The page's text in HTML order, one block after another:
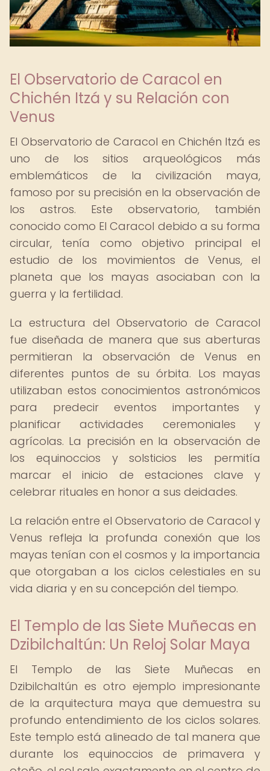
El Observatorio de Caracol en
Chichén Itzá y su Relación con
Venus
El Observatorio de Caracol en Chichén Itzá es
uno de los sitios arqueológicos más
emblemáticos de la civilización maya,
famoso por su precisión en la observación de
los astros. Este observatorio, también
conocido como El Caracol debido a su forma
circular, tenía como objetivo principal el
estudio de los movimientos de Venus, el
planeta que los mayas asociaban con la
guerra y la fertilidad.
La estructura del Observatorio de Caracol
fue diseñada de manera que sus aberturas
permitieran la observación de Venus en
diferentes puntos de su órbita. Los mayas
utilizaban estos conocimientos astronómicos
para predecir eventos importantes y
planificar actividades ceremoniales y
agrícolas. La precisión en la observación de
los equinoccios y solsticios les permitía
marcar el inicio de estaciones clave y
celebrar rituales en honor a sus deidades.
La relación entre el Observatorio de Caracol y
Venus refleja la profunda conexión que los
mayas tenían con el cosmos y la importancia
que otorgaban a los ciclos celestiales en su
vida diaria y en su concepción del tiempo.
El Templo de las Siete Muñecas en
Dzibilchaltún: Un Reloj Solar Maya
El Templo de las Siete Muñecas en
Dzibilchaltún es otro ejemplo impresionante
de la arquitectura maya que demuestra su
profundo entendimiento de los ciclos solares.
Este templo está alineado de tal manera que
durante los equinoccios de primavera y